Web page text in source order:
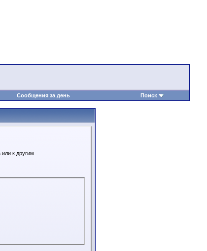
Сообщения за день Поиск
к другим